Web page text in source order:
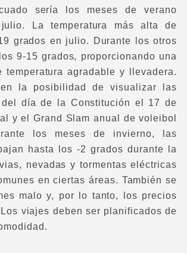
sería los meses de verano
La temperatura más alta de
grados en julio. Durante los otros
9-15 grados, proporcionando una
temperatura agradable y llevadera.
la posibilidad de visualizar las
del día de la Constitución el 17 de
y el Grand Slam anual de voleibol
los meses de invierno, las
hasta los -2 grados durante la
nevadas y tormentas eléctricas
en ciertas áreas. También se
malo y, por lo tanto, los precios
viajes deben ser planificados de